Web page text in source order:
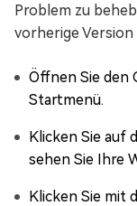
Problem zu
vorherige
Öffnen Sie den
Startmenü.
Klicken Sie auf
sehen Sie Ihre
Klicken Sie mit